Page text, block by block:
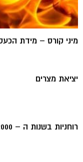
מיני קורס – מידת
יציאת מצרים
רוחניות בשנות ה – 2000